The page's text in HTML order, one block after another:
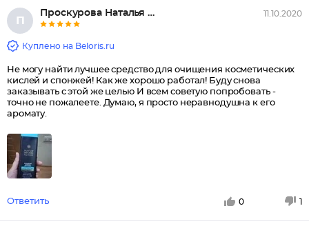
П
Проскурова Наталья Анатольевна 11.10.2020
Куплено на Beloris.ru
Не могу найти лучшее средство для очищения косметических
кислей и спонжей! Как же хорошо работал! Буду снова
заказывать с этой же целью И всем советую попробовать -
точно не пожалеете. Думаю, я просто неравнодушна к его
аромату.
Ответить 0 1